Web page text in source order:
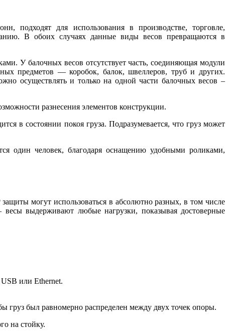
подходят для использования в производстве, торговле,
В обоих случаях данные виды весов превращаются в
У балочных весов отсутствует часть, соединяющая модули
предметов — коробок, балок, швеллеров, труб и других.
осуществлять и только на одной части балочных весов –
разнесения элементов конструкции.
в состоянии покоя груза. Подразумевается, что груз может
один человек, благодаря оснащению удобными роликами,
могут использоваться в абсолютно разных, в том числе
весы выдерживают любые нагрузки, показывая достоверные
или Ethernet.
груз был равномерно распределен между двух точек опоры.
на стойку.